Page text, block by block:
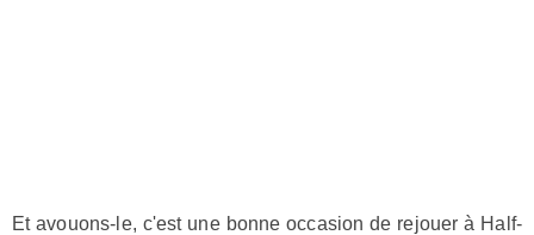
Et avouons-le, c'est une bonne occasion de rejouer à Half-